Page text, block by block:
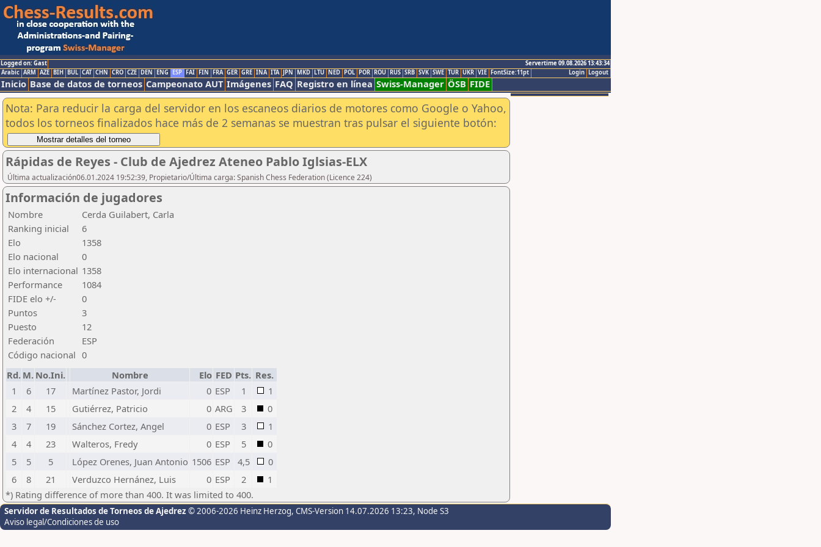
Logged on: Gast
Servertime 09.08.2026 13:43:34
Logout
Login
Arabic ARM AZE BIH BUL CAT CHN CRO CZE DEN ENG ESP FAI FIN FRA GER GRE INA ITA JPN MKD LTU NED POL POR ROU RUS SRB SVK SWE TUR UKR VIE FontSize:11pt
Inicio Base de datos de torneos Campeonato AUT Imágenes FAQ Registro en línea Swiss-Manager ÖSB FIDE
Nota: Para reducir la carga del servidor en los escaneos diarios de motores como Google o Yahoo,
todos los torneos finalizados hace más de 2 semanas se muestran tras pulsar el siguiente botón:
Rápidas de Reyes - Club de Ajedrez Ateneo Pablo Iglsias-ELX
Última actualización06.01.2024 19:52:39, Propietario/Última carga: Spanish Chess Federation (Licence 224)
Información de jugadores
Nombre
Cerda Guilabert, Carla
Ranking inicial
6
Elo
1358
Elo nacional
0
Elo internacional 1358
Performance
1084
FIDE elo +/-
0
Puntos
3
Puesto
12
Federación
ESP
Código nacional 0
Rd. M. No.Ini. Nombre Elo FED Pts. Res.
1
6 17 Martínez Pastor, Jordi 0 ESP 1
1
2
4 15 Gutiérrez, Patricio 0 ARG 3
0
3
7 19 Sánchez Cortez, Angel 0 ESP 3
1
4
4 23 Walteros, Fredy 0 ESP 5
0
5
5 5 López Orenes, Juan Antonio 1506 ESP 4,5
0
6
8 21 Verduzco Hernánez, Luis 0 ESP 2
1
*) Rating difference of more than 400. It was limited to 400.
Servidor de Resultados de Torneos de Ajedrez © 2006-2026 Heinz Herzog, CMS-Version 14.07.2026 13:23, Node S3
Aviso legal/Condiciones de uso